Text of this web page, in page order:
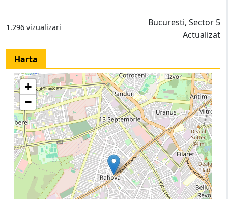
1.296 vizualizari
Bucuresti, Sector 5
Actualizat
Harta
+
−